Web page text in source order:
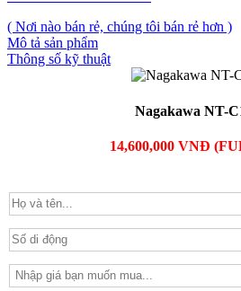
( Nơi nào bán rẻ, chúng tôi bán rẻ hơn )
Mô tả sản phẩm
Thông số kỹ thuật
Nagakawa NT-
14,600,000 VNĐ